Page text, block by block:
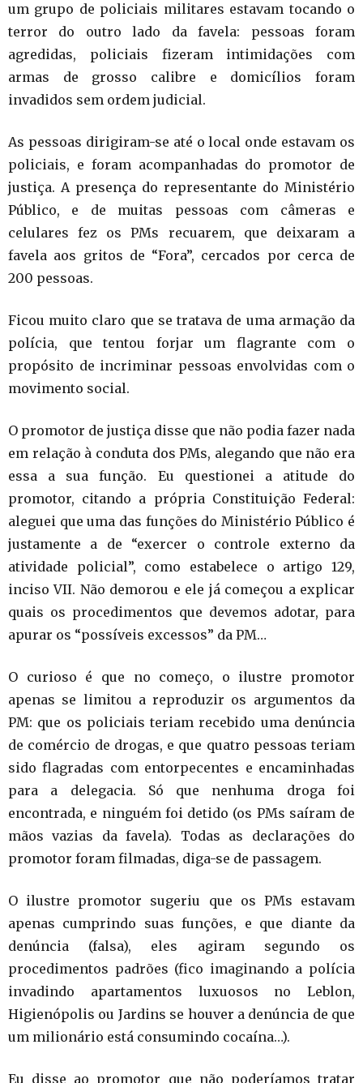
um grupo de policiais militares estavam tocando o
terror do outro lado da favela: pessoas foram
agredidas, policiais fizeram intimidações com
armas de grosso calibre e domicílios foram
invadidos sem ordem judicial.
As pessoas dirigiram-se até o local onde estavam os
policiais, e foram acompanhadas do promotor de
justiça. A presença do representante do Ministério
Público, e de muitas pessoas com câmeras e
celulares fez os PMs recuarem, que deixaram a
favela aos gritos de “Fora”, cercados por cerca de
200 pessoas.
Ficou muito claro que se tratava de uma armação da
polícia, que tentou forjar um flagrante com o
propósito de incriminar pessoas envolvidas com o
movimento social.
O promotor de justiça disse que não podia fazer nada
em relação à conduta dos PMs, alegando que não era
essa a sua função. Eu questionei a atitude do
promotor, citando a própria Constituição Federal:
aleguei que uma das funções do Ministério Público é
justamente a de “exercer o controle externo da
atividade policial”, como estabelece o artigo 129,
inciso VII. Não demorou e ele já começou a explicar
quais os procedimentos que devemos adotar, para
apurar os “possíveis excessos” da PM…
O curioso é que no começo, o ilustre promotor
apenas se limitou a reproduzir os argumentos da
PM: que os policiais teriam recebido uma denúncia
de comércio de drogas, e que quatro pessoas teriam
sido flagradas com entorpecentes e encaminhadas
para a delegacia. Só que nenhuma droga foi
encontrada, e ninguém foi detido (os PMs saíram de
mãos vazias da favela). Todas as declarações do
promotor foram filmadas, diga-se de passagem.
O ilustre promotor sugeriu que os PMs estavam
apenas cumprindo suas funções, e que diante da
denúncia (falsa), eles agiram segundo os
procedimentos padrões (fico imaginando a polícia
invadindo apartamentos luxuosos no Leblon,
Higienópolis ou Jardins se houver a denúncia de que
um milionário está consumindo cocaína…).
Eu disse ao promotor que não poderíamos tratar